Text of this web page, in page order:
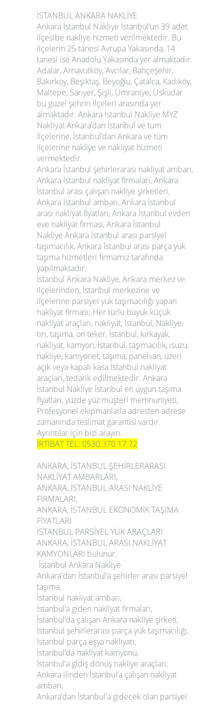
İSTANBUL ANKARA NAKLİYE
Ankara İstanbul Nakliye İstanbul’un 39 adet
ilçesibe nakliye hizmeti verilmektedir. Bu
ilçelerin 25 tanesi Avrupa Yakasında, 14
tanesi ise Anadolu Yakasında yer almaktadır.
Adalar, Arnavutköy, Avcılar, Bahçeşehir,
Bakırköy, Beşiktaş, Beyoğlu, Çatalca, Kadıköy,
Maltepe, Sarıyer, Şişli, Ümraniye, Üsküdar
bu güzel şehrin ilçeleri arasında yer
almaktadır. Ankara İstanbul Nakliye MYZ
Nakliyat Ankara’dan İstanbul ve tüm
İlçelerine, İstanbul’dan Ankara ve tüm
ilçelerine nakliye ve nakliyat hizmeti
vermektedir.
Ankara İstanbul şehirlerarası nakliyat ambarı,
Ankara İstanbul nakliyat firmaları, Ankara
İstanbul arası çalışan nakliye şirketleri,
Ankara İstanbul ambarı, Ankara İstanbul
arası nakliyat fiyatları, Ankara İstanbul evden
eve nakliyat firması,Ankara İstanbul
Nakliye Ankara İstanbul arası parsiyel
taşımacılık, Ankara İstanbul arası parça yük
taşıma hizmetleri firmamız tarafında
yapılmaktadır.
İstanbul Ankara Nakliye,Ankara merkez ve
ilçelerinden, İstanbul merkezine ve
ilçelerine parsiyel yük taşımacılığı yapan
nakliyat firması; Her türlü büyük küçük
nakliyat araçları, nakliyat, İstanbul, Nakliye,
tırı, taşıma, on teker, İstanbul, kırkayak,
nakliyat, kamyon, İstanbul, taşımacılık, ısuzu,
nakliye, kamyonet, taşıma, panelvan, üzeri
açık veya kapalı kasa İstanbul nakliyat
araçları, tedarik edilmektedir. Ankara
İstanbul Nakliye İstanbul en uygun taşıma
fiyatları, yüzde yüz müşteri memnuniyeti,
Profesyonel ekipmanlarla adresten adrese
zamanında teslimat garantisi vardır.
Ayrıntılar için bizi arayın.
İRTİBAT TEL: 0530 370 17 72
ANKARA, İSTANBUL ŞEHİRLERARASI
NAKLİYAT AMBARLARI,
ANKARA, İSTANBUL ARASI NAKLİYE
FİRMALARI,
ANKARA, İSTANBUL EKONOMİK TAŞIMA
FİYATLARI
İSTANBUL PARSİYEL YÜK ARAÇLARI
ANKARA, İSTANBUL ARASI NAKLİYAT
KAMYONLARI bulunur.
İstanbul Ankara Nakliye
Ankara'dan İstanbul’a şehirler arası parsiyel
taşıma,
İstanbul nakliyat ambarı,
İstanbul’a giden nakliyat firmaları,
İstanbul’da çalışan Ankara nakliye şirketi,
İstanbul şehirlerarası parça yük taşımacılığı,
İstanbul parça eşya nakliyatı,
İstanbul’da nakliyat kamyonu,
İstanbul’a gidiş dönüş nakliye araçları,
Ankara ilinden İstanbul’a çalışan nakliyat
ambarı,
Ankara’dan İstanbul'a gidecek olan parsiyel